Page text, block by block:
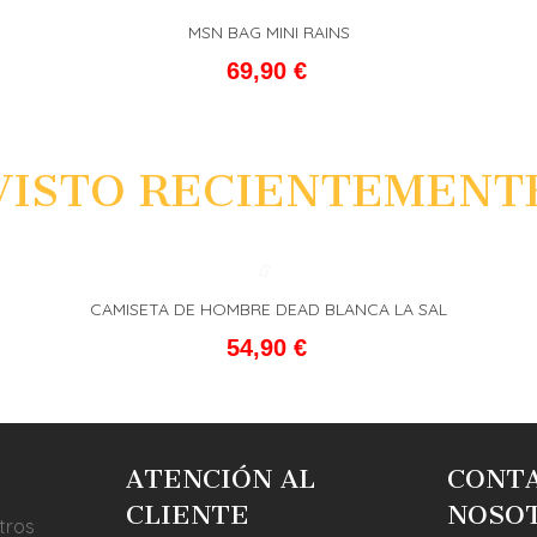
FAVORITO
MSN BAG MINI RAINS
69,90 €
FAVORITO
CAMISETA DE HOMBRE DEAD BLANCA LA SAL
54,90 €
ATENCIÓN AL
CLIENTE